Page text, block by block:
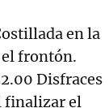
en la
frontón.
Disfraces
finalizar el